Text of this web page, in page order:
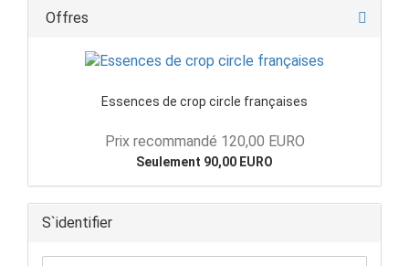
Offres
Essences de crop circle françaises
Prix recommandé 120,00 EURO
Seulement 90,00 EURO
S`identifier